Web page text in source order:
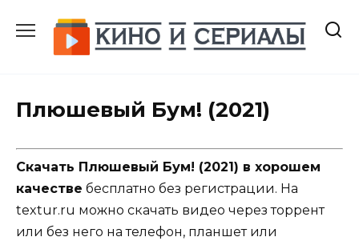
содержанию
Плюшевый Бум! (2021)
Скачать Плюшевый Бум! (2021) в хорошем
качестве бесплатно без регистрации. На
textur.ru можно скачать видео через торрент
или без него на телефон, планшет или